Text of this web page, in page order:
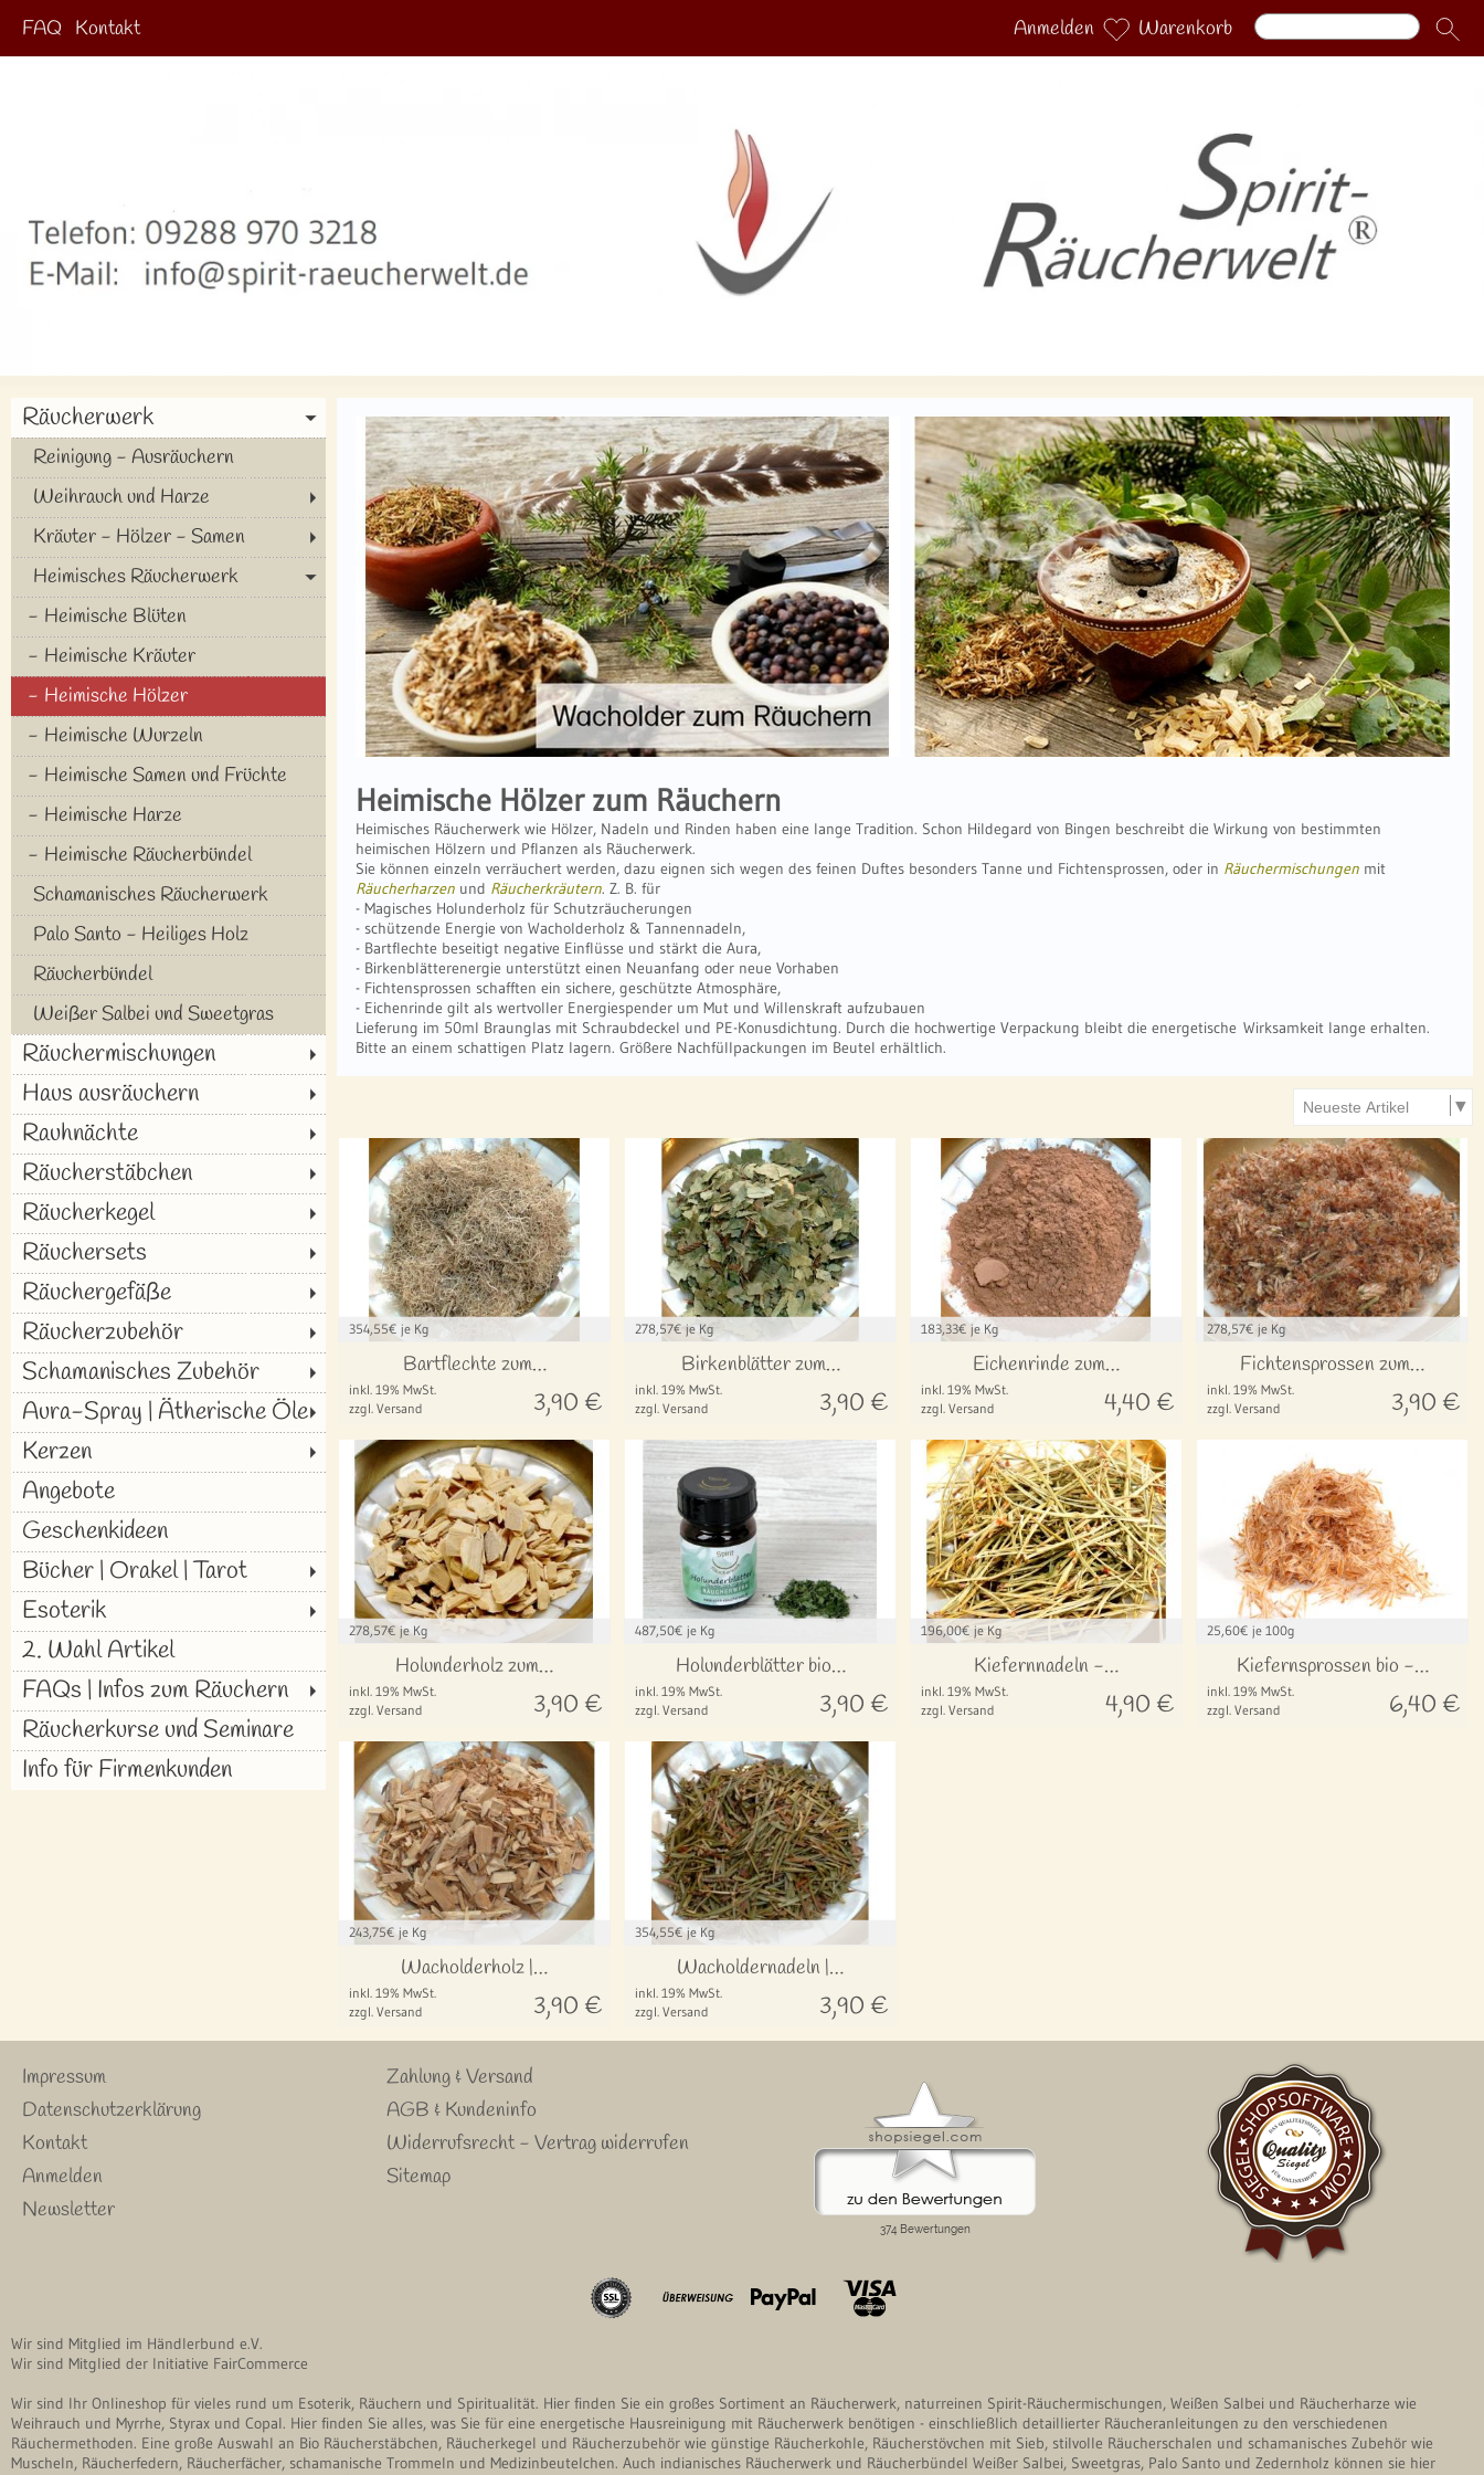
FAQ Kontakt Anmelden Warenkorb
Räucherwerk
Reinigung - Ausräuchern
Weihrauch und Harze
Kräuter - Hölzer - Samen
Heimisches Räucherwerk
Heimische Blüten
Heimische Kräuter
Heimische Hölzer
Heimische Wurzeln
Heimische Samen und Früchte
Heimische Harze
Heimische Räucherbündel
Schamanisches Räucherwerk
Palo Santo - Heiliges Holz
Räucherbündel
Weißer Salbei und Sweetgras
Räuchermischungen
Haus ausräuchern
Rauhnächte
Räucherstäbchen
Räucherkegel
Räuchersets
Räuchergefäße
Räucherzubehör
Schamanisches Zubehör
Aura-Spray | Ätherische Öle
Kerzen
Angebote
Geschenkideen
Bücher | Orakel | Tarot
Esoterik
2. Wahl Artikel
FAQs | Infos zum Räuchern
Räucherkurse und Seminare
Info für Firmenkunden
Heimische Hölzer zum Räuchern
Heimisches Räucherwerk wie Hölzer, Nadeln und Rinden haben eine lange Tradition. Schon Hildegard von Bingen beschreibt die Wirkung von bestimmten
heimischen Hölzern und Pflanzen als Räucherwerk.
Sie können einzeln verräuchert werden, dazu eignen sich wegen des feinen Duftes besonders Tanne und Fichtensprossen, oder in Räuchermischungen mit
Räucherharzen und Räucherkräutern. Z. B. für
- Magisches Holunderholz für Schutzräucherungen
- schützende Energie von Wacholderholz & Tannennadeln,
- Bartflechte beseitigt negative Einflüsse und stärkt die Aura,
- Birkenblätterenergie unterstützt einen Neuanfang oder neue Vorhaben
- Fichtensprossen schafften ein sichere, geschützte Atmosphäre,
- Eichenrinde gilt als wertvoller Energiespender um Mut und Willenskraft aufzubauen
Lieferung im 50ml Braunglas mit Schraubdeckel und PE-Konusdichtung. Durch die hochwertige Verpackung bleibt die energetische Wirksamkeit lange erhalten.
Bitte an einem schattigen Platz lagern. Größere Nachfüllpackungen im Beutel erhältlich.
354,55€ je Kg
Bartflechte zum…
inkl. 19% MwSt.
zzgl. Versand
3,90 €
278,57€ je Kg
Birkenblätter zum…
inkl. 19% MwSt.
zzgl. Versand
3,90 €
183,33€ je Kg
Eichenrinde zum…
inkl. 19% MwSt.
zzgl. Versand
4,40 €
278,57€ je Kg
Fichtensprossen zum…
inkl. 19% MwSt.
zzgl. Versand
3,90 €
278,57€ je Kg
Holunderholz zum…
inkl. 19% MwSt.
zzgl. Versand
3,90 €
487,50€ je Kg
Holunderblätter bio…
inkl. 19% MwSt.
zzgl. Versand
3,90 €
196,00€ je Kg
Kiefernnadeln -…
inkl. 19% MwSt.
zzgl. Versand
4,90 €
25,60€ je 100g
Kiefernsprossen bio -…
inkl. 19% MwSt.
zzgl. Versand
6,40 €
243,75€ je Kg
Wacholderholz |…
inkl. 19% MwSt.
zzgl. Versand
3,90 €
354,55€ je Kg
Wacholdernadeln |…
inkl. 19% MwSt.
zzgl. Versand
3,90 €
Impressum
Datenschutzerklärung
Kontakt
Anmelden
Newsletter
Zahlung & Versand
AGB & Kundeninfo
Widerrufsrecht - Vertrag widerrufen
Sitemap
Wir sind Mitglied im Händlerbund e.V.
Wir sind Mitglied der Initiative FairCommerce
Wir sind Ihr Onlineshop für vieles rund um Esoterik, Räuchern und Spiritualität. Hier finden Sie ein großes Sortiment an Räucherwerk, naturreinen Spirit-Räuchermischungen, Weißen Salbei und Räucherharze wie
Weihrauch und Myrrhe, Styrax und Copal. Hier finden Sie alles, was Sie für eine energetische Hausreinigung mit Räucherwerk benötigen - einschließlich detaillierter Räucheranleitungen zu den verschiedenen
Räuchermethoden. Eine große Auswahl an Bio Räucherstäbchen, Räucherkegel und Räucherzubehör wie günstige Räucherkohle, Räucherstövchen mit Sieb, stilvolle Räucherschalen und schamanisches Zubehör wie
Muscheln, Räucherfedern, Räucherfächer, schamanische Trommeln und Medizinbeutelchen. Auch indianisches Räucherwerk und Räucherbündel Weißer Salbei, Sweetgras, Palo Santo und Zedernholz können sie hier